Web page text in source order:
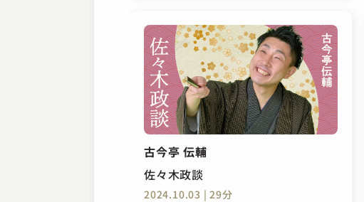
古今亭 伝輔
佐々木政談
2024.10.03 | 29分